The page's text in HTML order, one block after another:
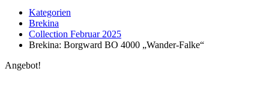
Kategorien
Brekina
Collection Februar 2025
Brekina: Borgward BO 4000 „Wander-Falke“
Angebot!